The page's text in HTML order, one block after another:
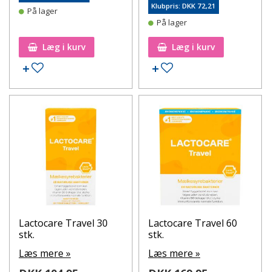
På lager
Læg i kurv
Tilføj til ønskeseddel
Klubpris: DKK 72,21
På lager
Læg i kurv
Tilføj til ønskeseddel
Lactocare Travel 30
stk.
Læs mere »
Lactocare Travel 60
stk.
Læs mere »